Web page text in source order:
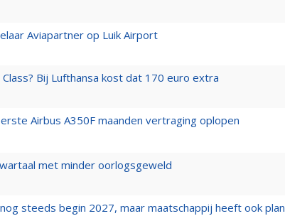
Aviapartner op Luik Airport
Bij Lufthansa kost dat 170 euro extra
Airbus A350F maanden vertraging oplopen
met minder oorlogsgeweld
steeds begin 2027, maar maatschappij heeft ook plan